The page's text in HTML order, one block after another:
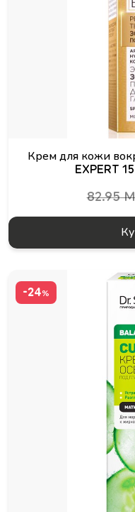
Крем для кожи
EXPERT
82.95
-24%